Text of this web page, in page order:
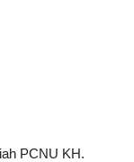
PCNU KH.